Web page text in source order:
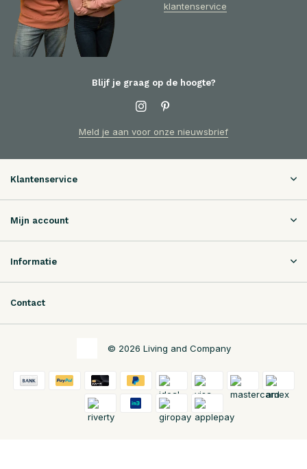
klantenservice
Blijf je graag op de hoogte?
Meld je aan voor onze nieuwsbrief
Klantenservice
Mijn account
Informatie
Contact
© 2026 Living and Company